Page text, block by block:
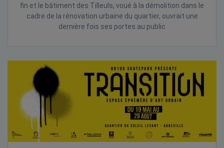
fin et le bâtiment des Tilleuls, voué à la démolition dans le
cadre de la rénovation urbaine du quartier, ouvrait une
dernière fois ses portes au public